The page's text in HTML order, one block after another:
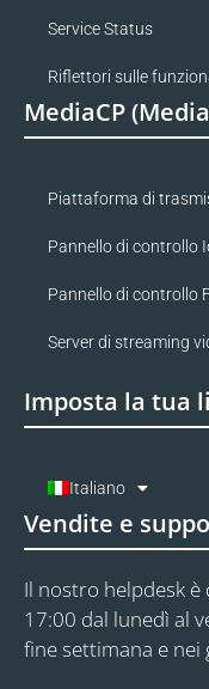
Service Status
Riflettori sulle
MediaCP
Piattaforma di
Pannello di controllo
Pannello di controllo
Server di streaming
Imposta la tua
Italiano
Vendite e
Il nostro helpdesk
17:00 dal lunedì al
fine settimana e